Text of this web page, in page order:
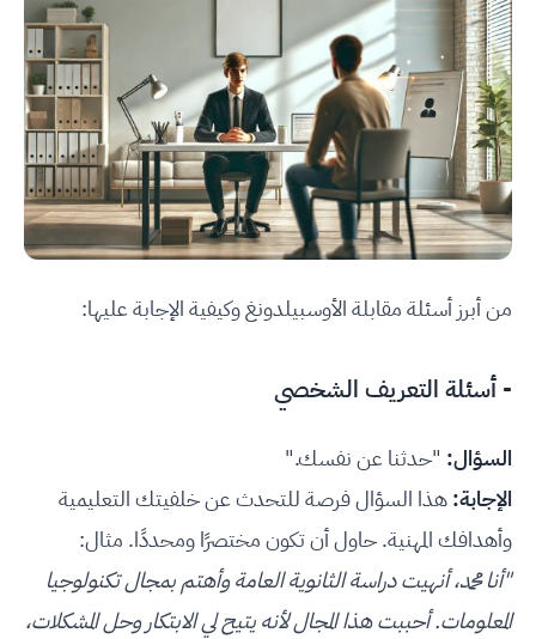
من أبرز أسئلة مقابلة الأوسبيلدونغ وكيفية الإجابة عليها:
- أسئلة التعريف الشخصي
السؤال: "حدثنا عن نفسك."
الإجابة:هذا السؤال فرصة للتحدث عن خلفيتك التعليمية
وأهدافك المهنية. حاول أن تكون مختصرًا ومحددًا. مثال:
"أنا محمد، أنهيت دراسة الثانوية العامة وأهتم بمجال تكنولوجيا
المعلومات. أحببت هذا المجال لأنه يتيح لي الابتكار وحل المشكلات،